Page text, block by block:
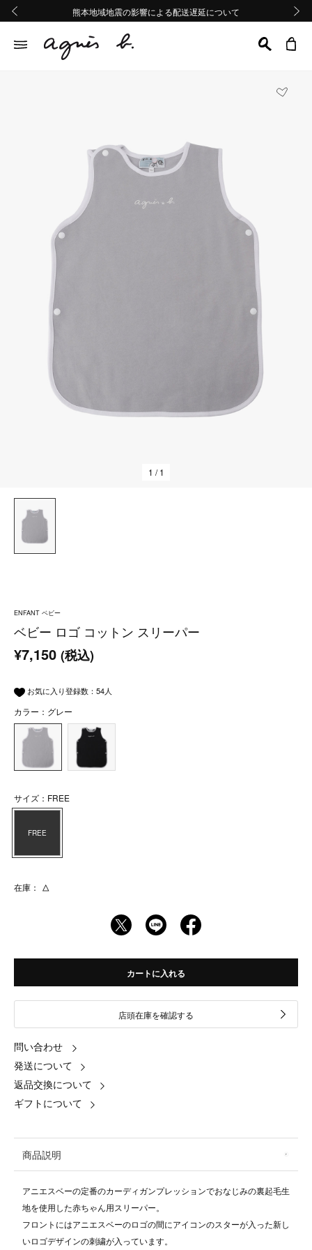
熊本地域地震の影響による配送遅延について
Summer Sale 2buy10%OFF!!
熊本地域地震の影響による配送遅延について
Summer Sale 2buy10%OFF!!
1 / 1
ENFANT ベビー
ベビー ロゴ コットン スリーパー
¥7,150 (税込)
お気に入り登録数： 54人
カラー：グレー
サイズ：FREE
FREE
在庫： △
カートに入れる
店頭在庫を確認する
問い合わせ
発送について
返品交換について
ギフトについて
商品説明
アニエスベーの定番のカーディガンプレッションでおなじみの裏起毛生
地を使用した赤ちゃん用スリーパー。
フロントにはアニエスベーのロゴの間にアイコンのスターが入った新し
いロゴデザインの刺繍が入っています。